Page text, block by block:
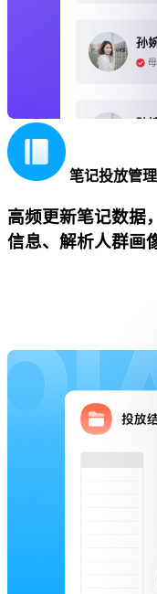
笔记投放管
高频更新笔记数据
信息、解析人群画